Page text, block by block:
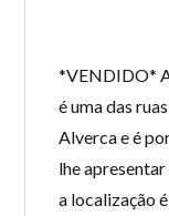
*VENDIDO*
é uma das
Alverca e é
lhe
a localização